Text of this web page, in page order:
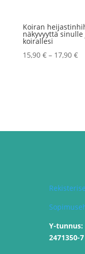
Koiran
näkyvyyttä sinulle
koirallesi
15,90 € – 17,90 €
Y-tunnus:
2471350-7